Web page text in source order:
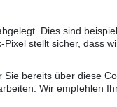
Dies sind
stellt sicher, dass
bereits über diese
Wir empfehlen